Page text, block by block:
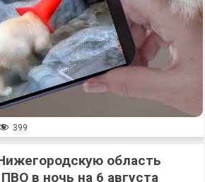
399
область
в ночь на 6 августа